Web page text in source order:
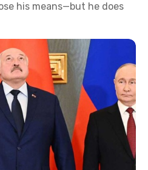
his means—but he does